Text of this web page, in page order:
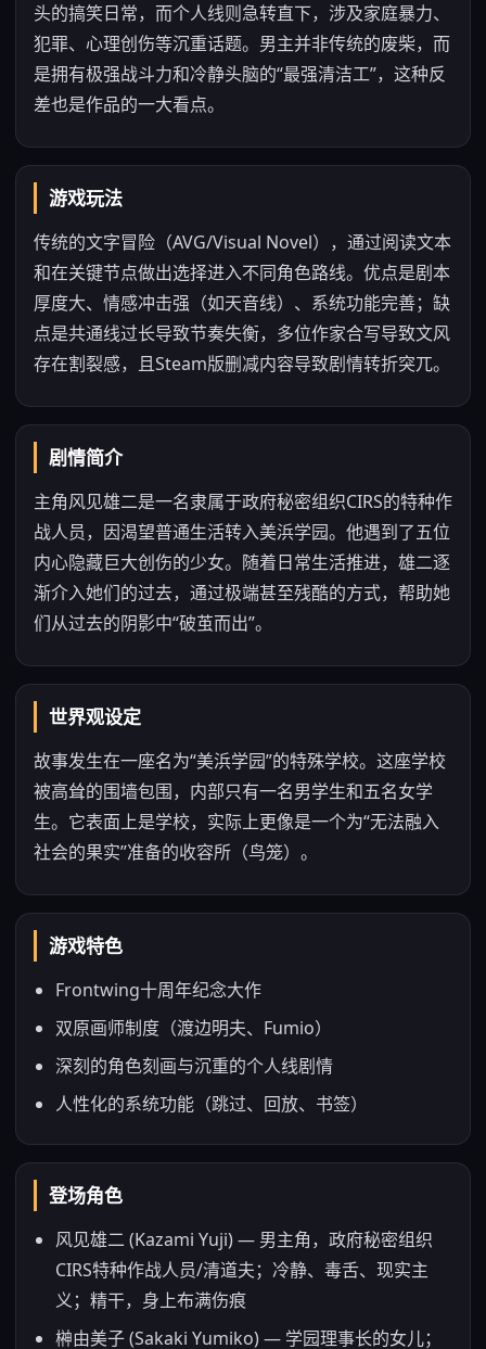
头的搞笑日常，而个人线则急转直下，涉及家庭暴力、
犯罪、心理创伤等沉重话题。男主并非传统的废柴，而
是拥有极强战斗力和冷静头脑的“最强清洁工”，这种反
差也是作品的一大看点。
游戏玩法
传统的文字冒险（AVG/Visual Novel），通过阅读文本
和在关键节点做出选择进入不同角色路线。优点是剧本
厚度大、情感冲击强（如天音线）、系统功能完善；缺
点是共通线过长导致节奏失衡，多位作家合写导致文风
存在割裂感，且Steam版删减内容导致剧情转折突兀。
剧情简介
主角风见雄二是一名隶属于政府秘密组织CIRS的特种作
战人员，因渴望普通生活转入美浜学园。他遇到了五位
内心隐藏巨大创伤的少女。随着日常生活推进，雄二逐
渐介入她们的过去，通过极端甚至残酷的方式，帮助她
们从过去的阴影中“破茧而出”。
世界观设定
故事发生在一座名为“美浜学园”的特殊学校。这座学校
被高耸的围墙包围，内部只有一名男学生和五名女学
生。它表面上是学校，实际上更像是一个为“无法融入
社会的果实”准备的收容所（鸟笼）。
游戏特色
Frontwing十周年纪念大作
双原画师制度（渡边明夫、Fumio）
深刻的角色刻画与沉重的个人线剧情
人性化的系统功能（跳过、回放、书签）
登场角色
风见雄二 (Kazami Yuji) — 男主角，政府秘密组织
CIRS特种作战人员/清道夫；冷静、毒舌、现实主
义；精干，身上布满伤痕
榊由美子 (Sakaki Yumiko) — 学园理事长的女儿；